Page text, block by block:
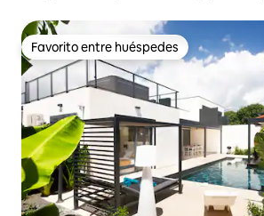
Favorito entre huéspedes
Favorito entre huéspedes